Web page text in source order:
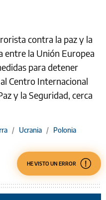
contra la paz y la
entre la Unión Europea
para detener
Centro Internacional
y la Seguridad, cerca
/ Ucrania / Polonia
HE VISTO UN ERROR